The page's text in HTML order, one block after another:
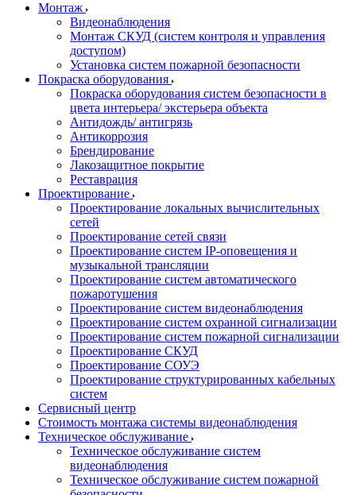
Монтаж
Видеонаблюдения
Монтаж СКУД (систем контроля и управления
доступом)
Установка систем пожарной безопасности
Покраска оборудования
Покраска оборудования систем безопасности в
цвета интерьера/ экстерьера объекта
Антидождь/ антигрязь
Антикоррозия
Брендирование
Лакозащитное покрытие
Реставрация
Проектирование
Проектирование локальных вычислительных
сетей
Проектирование сетей связи
Проектирование систем IP-оповещения и
музыкальной трансляции
Проектирование систем автоматического
пожаротушения
Проектирование систем видеонаблюдения
Проектирование систем охранной сигнализации
Проектирование систем пожарной сигнализации
Проектирование СКУД
Проектирование СОУЭ
Проектирование структурированных кабельных
систем
Сервисный центр
Стоимость монтажа системы видеонаблюдения
Техническое обслуживание
Техническое обслуживание систем
видеонаблюдения
Техническое обслуживание систем пожарной